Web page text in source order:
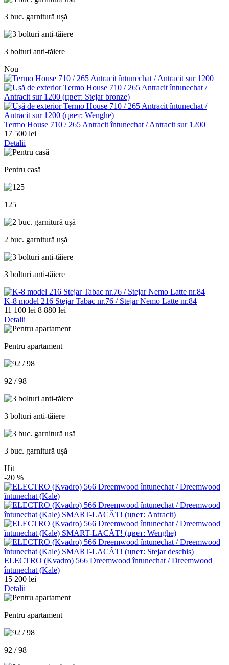
3 buc. garnitură ușă
3 bolturi anti-tăiere
Nou
Termo House 710 / 265 Antracit întunechat / Antracit sur 1200
17 500 lei
Detalii
Pentru casă
125
2 buc. garnitură ușă
3 bolturi anti-tăiere
K-8 model 216 Stejar Tabac nr.76 / Stejar Nemo Latte nr.84
11 100 lei 8 880 lei
Detalii
Pentru apartament
92 / 98
3 bolturi anti-tăiere
3 buc. garnitură ușă
Hit
-20 %
ELECTRO (Kvadro) 566 Dreemwood întunechat / Dreemwood
întunechat (Kale)
15 200 lei
Detalii
Pentru apartament
92 / 98